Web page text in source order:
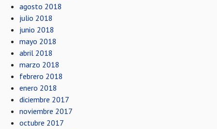
agosto 2018
julio 2018
junio 2018
mayo 2018
abril 2018
marzo 2018
febrero 2018
enero 2018
diciembre 2017
noviembre 2017
octubre 2017